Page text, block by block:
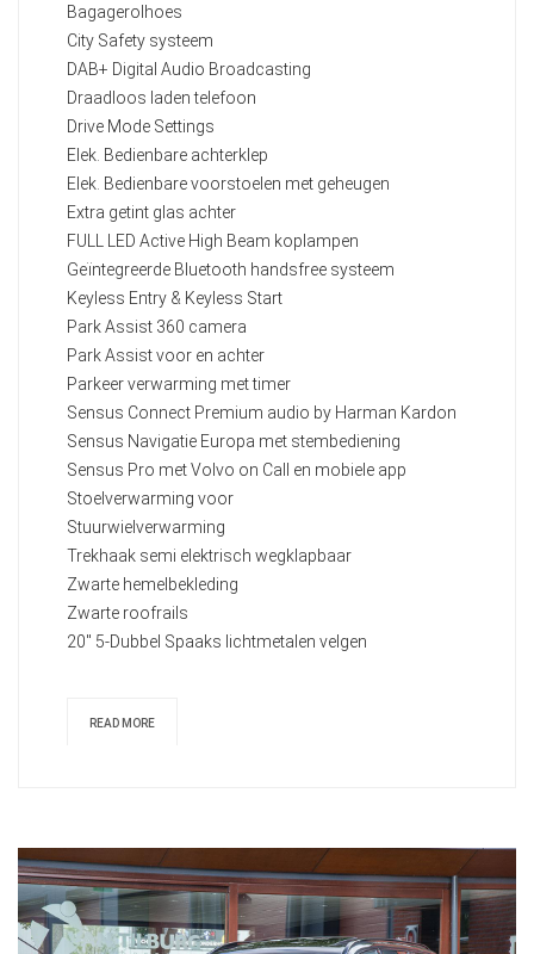
Bagagerolhoes
City Safety systeem
DAB+ Digital Audio Broadcasting
Draadloos laden telefoon
Drive Mode Settings
Elek. Bedienbare achterklep
Elek. Bedienbare voorstoelen met geheugen
Extra getint glas achter
FULL LED Active High Beam koplampen
Geïntegreerde Bluetooth handsfree systeem
Keyless Entry & Keyless Start
Park Assist 360 camera
Park Assist voor en achter
Parkeer verwarming met timer
Sensus Connect Premium audio by Harman Kardon
Sensus Navigatie Europa met stembediening
Sensus Pro met Volvo on Call en mobiele app
Stoelverwarming voor
Stuurwielverwarming
Trekhaak semi elektrisch wegklapbaar
Zwarte hemelbekleding
Zwarte roofrails
20" 5-Dubbel Spaaks lichtmetalen velgen
READ MORE